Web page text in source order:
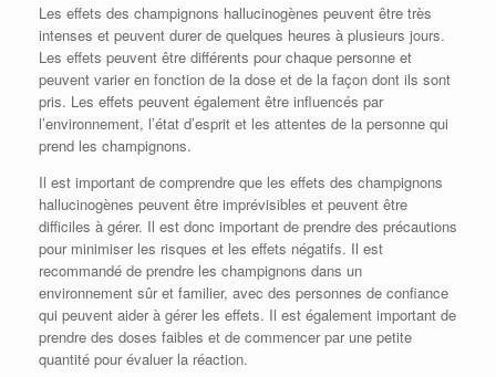
Les effets des champignons hallucinogènes peuvent être très
intenses et peuvent durer de quelques heures à plusieurs jours.
Les effets peuvent être différents pour chaque personne et
peuvent varier en fonction de la dose et de la façon dont ils sont
pris. Les effets peuvent également être influencés par
l’environnement, l’état d’esprit et les attentes de la personne qui
prend les champignons.
Il est important de comprendre que les effets des champignons
hallucinogènes peuvent être imprévisibles et peuvent être
difficiles à gérer. Il est donc important de prendre des précautions
pour minimiser les risques et les effets négatifs. Il est
recommandé de prendre les champignons dans un
environnement sûr et familier, avec des personnes de confiance
qui peuvent aider à gérer les effets. Il est également important de
prendre des doses faibles et de commencer par une petite
quantité pour évaluer la réaction.